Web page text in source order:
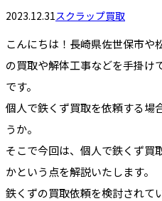
2023.12.31スクラップ買取
こんにちは！長崎県佐世保市や
の買取や解体工事などを手掛け
です。
個人で鉄くず買取を依頼する場
うか。
そこで今回は、個人で鉄くず買
かという点を解説いたします。
鉄くずの買取依頼を検討されて